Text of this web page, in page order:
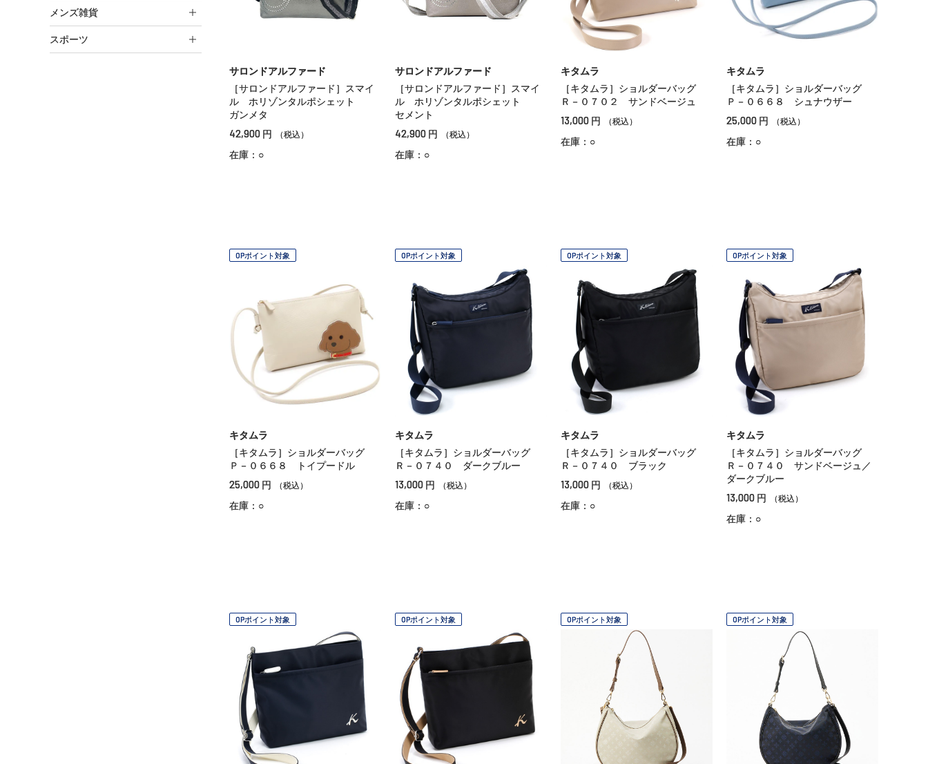
メンズ雑貨
スポーツ
サロンドアルファード
［サロンドアルファード］スマイ
ル ホリゾンタルポシェット
ガンメタ
42,900 円 （税込）
在庫：○
サロンドアルファード
［サロンドアルファード］スマイ
ル ホリゾンタルポシェット
セメント
42,900 円 （税込）
在庫：○
キタムラ
［キタムラ］ショルダーバッグ
Ｒ－０７０２ サンドベージュ
13,000 円 （税込）
在庫：○
キタムラ
［キタムラ］ショルダーバッグ
Ｐ－０６６８ シュナウザー
25,000 円 （税込）
在庫：○
OPポイント対象
キタムラ
［キタムラ］ショルダーバッグ
Ｐ－０６６８ トイプードル
25,000 円 （税込）
在庫：○
OPポイント対象
キタムラ
［キタムラ］ショルダーバッグ
Ｒ－０７４０ ダークブルー
13,000 円 （税込）
在庫：○
OPポイント対象
キタムラ
［キタムラ］ショルダーバッグ
Ｒ－０７４０ ブラック
13,000 円 （税込）
在庫：○
OPポイント対象
キタムラ
［キタムラ］ショルダーバッグ
Ｒ－０７４０ サンドベージュ／
ダークブルー
13,000 円 （税込）
在庫：○
OPポイント対象 OPポイント対象 OPポイント対象 OPポイント対象